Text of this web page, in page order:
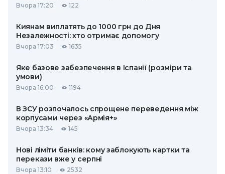
Вчора 17:20 122
Киянам виплатять до 1000 грн до Дня
Незалежності: хто отримає допомогу
Вчора 17:03 1635
Яке базове забезпечення в Іспанії (розміри та
умови)
Вчора 16:00 1194
В ЗСУ розпочалось спрощене переведення між
корпусами через «Армія+»
Вчора 13:34 145
Нові ліміти банків: кому заблокують картки та
перекази вже у серпні
Вчора 13:10 2532